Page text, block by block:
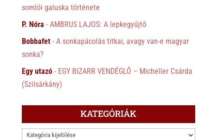
somlói galuska története
P. Nóra - AMBRUS LAJOS: A lepkegyűjtő
Bobbafet- A sonkapácolás titkai, avagy van-e magyar
sonka?
Egy utazó- EGY BIZARR VENDÉGLŐ – Micheller Csárda
(Szilsárkány)
KATEGÓRIÁK
KATEGÓRIÁK